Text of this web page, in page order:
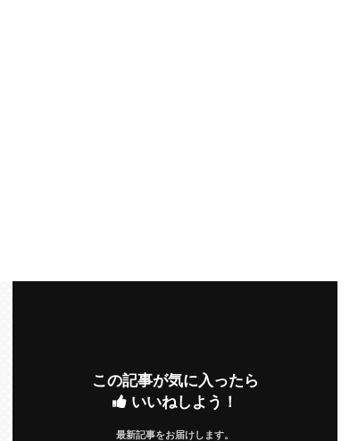
この記事が気に入ったら
いいねしよう！
最新記事をお届けします。